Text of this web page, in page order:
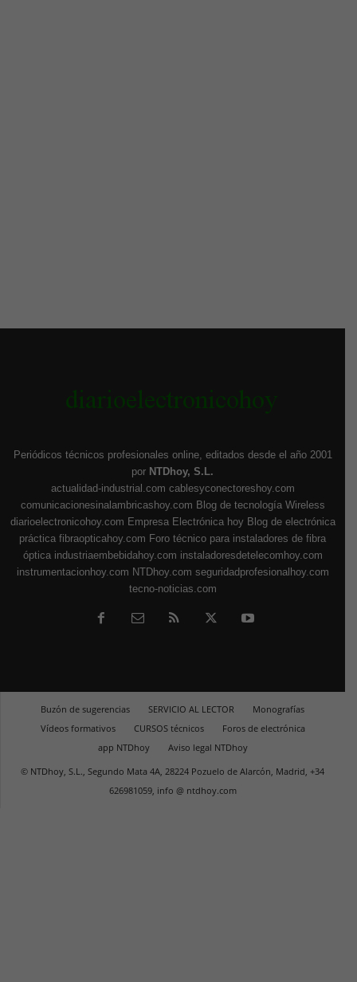
Periódicos técnicos profesionales online, editados desde el año 2001
por NTDhoy, S.L.
actualidad-industrial.com cablesyconectoreshoy.com
comunicacionesinalambricashoy.com Blog de tecnología Wireless
diarioelectronicohoy.com Empresa Electrónica hoy Blog de electrónica
práctica fibraopticahoy.com Foro técnico para instaladores de fibra
óptica industriaembebidahoy.com instaladoresdetelecomhoy.com
instrumentacionhoy.com NTDhoy.com seguridadprofesionalhoy.com
tecno-noticias.com
Buzón de sugerencias SERVICIO AL LECTOR
Monografías
Vídeos formativos
CURSOS técnicos
Foros de electrónica
app NTDhoy
Aviso legal NTDhoy
© NTDhoy, S.L., Segundo Mata 4A, 28224 Pozuelo de Alarcón, Madrid, +34
626981059, info @ ntdhoy.com